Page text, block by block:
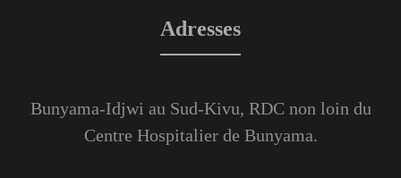
Adresses
Bunyama-Idjwi au Sud-Kivu, RDC non loin du
Centre Hospitalier de Bunyama.